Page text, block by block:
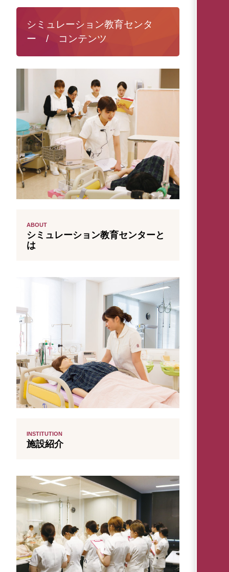
シミュレーション教育センタ
ー / コンテンツ
ABOUT
シミュレーション教育センターと
は
INSTITUTION
施設紹介